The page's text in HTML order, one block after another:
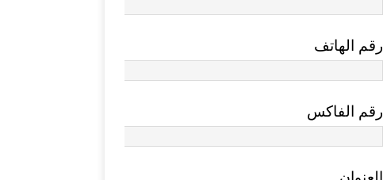
رقم الهاتف
رقم الفاكس